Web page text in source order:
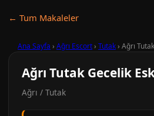
← Tum Makaleler
Ana Sayfa › Ağrı Escort› Tutak› Ağrı
Ağrı Tutak Gecelik
Ağrı / Tutak